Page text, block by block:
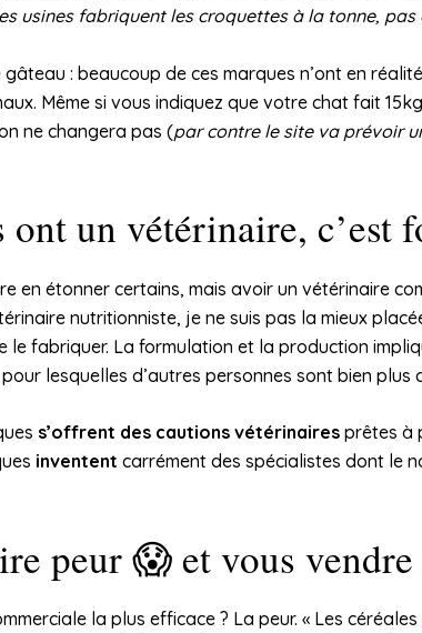
usines fabriquent les croquettes à la tonne,
gâteau : beaucoup de ces marques n’ont en
Même si vous indiquez que votre chat fait
ne changera pas (par contre le site va prévoir
un vétérinaire, c’est
en étonner certains, mais avoir un vétérinaire
nutritionniste, je ne suis pas la mieux
le fabriquer. La formulation et la production
lesquelles d’autres personnes sont bien plus
s’offrent des cautions vétérinaires prêtes à
inventent carrément des spécialistes dont le
peur 😱 et vous
la plus efficace ? La peur. « Les